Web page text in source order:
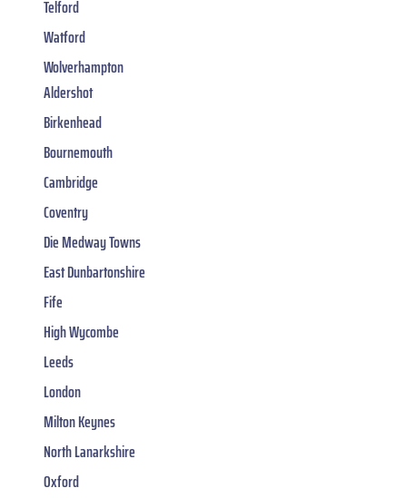
Telford
Watford
Wolverhampton
Aldershot
Birkenhead
Bournemouth
Cambridge
Coventry
Die Medway Towns
East Dunbartonshire
Fife
High Wycombe
Leeds
London
Milton Keynes
North Lanarkshire
Oxford